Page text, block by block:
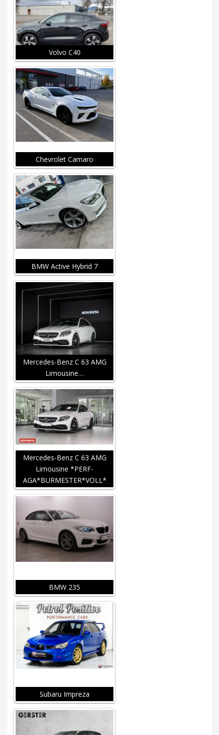
Volvo C40
Chevrolet Camaro
BMW Active Hybrid 7
Mercedes-Benz C 63 AMG
Limousine…
Mercedes-Benz C 63 AMG
Limousine *PERF-
AGA*BURMESTER*VOLL*
BMW 235
Subaru Impreza